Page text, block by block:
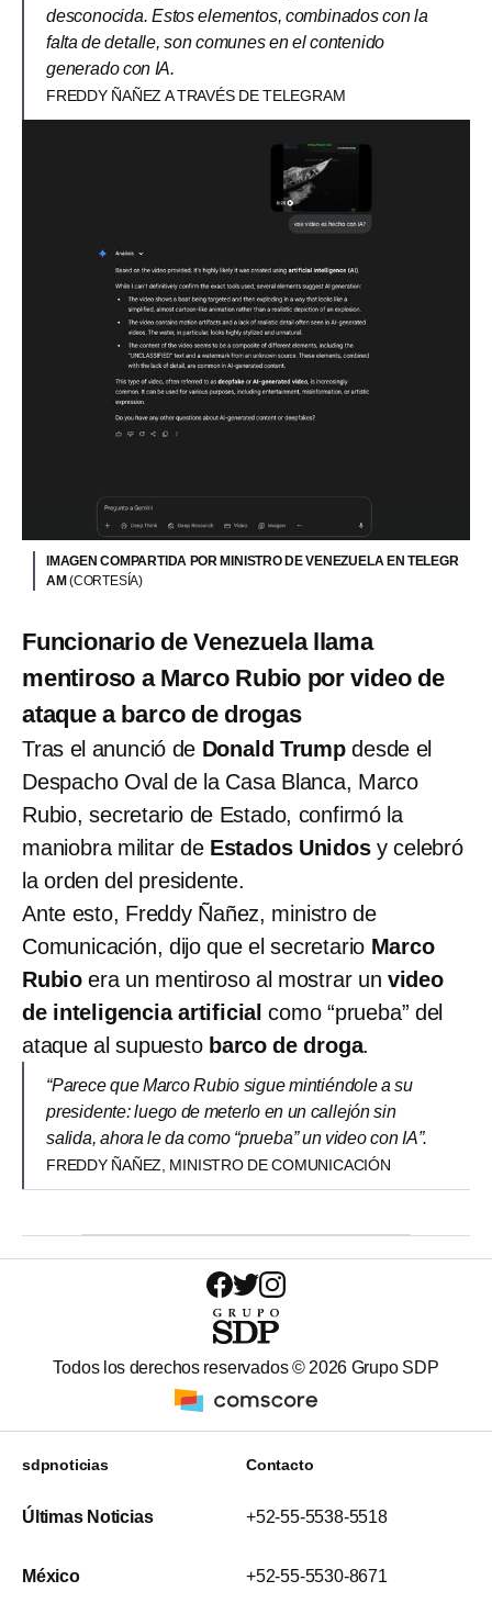
desconocida. Estos elementos, combinados con la
falta de detalle, son comunes en el contenido
generado con IA.
FREDDY ÑAÑEZ A TRAVÉS DE TELEGRAM
IMAGEN COMPARTIDA POR MINISTRO DE VENEZUELA EN TELEGR
AM (CORTESÍA)
Funcionario de Venezuela llama
mentiroso a Marco Rubio por video de
ataque a barco de drogas
Tras el anunció de Donald Trumpdesde el
Despacho Oval de la Casa Blanca, Marco
Rubio, secretario de Estado, confirmó la
maniobra militar de Estados Unidosy celebró
la orden del presidente.
Ante esto, Freddy Ñañez, ministro de
Comunicación, dijo que el secretario Marco
Rubio era un mentiroso al mostrar un video
de inteligencia artificialcomo “prueba” del
ataque al supuesto barco de droga.
“Parece que Marco Rubio sigue mintiéndole a su
presidente: luego de meterlo en un callejón sin
salida, ahora le da como “prueba” un video con IA”.
FREDDY ÑAÑEZ, MINISTRO DE COMUNICACIÓN
Todos los derechos reservados © 2026 Grupo SDP
sdpnoticias
Últimas Noticias
México
Contacto
+52-55-5538-5518
+52-55-5530-8671